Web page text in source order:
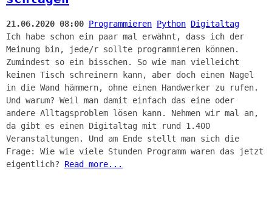
21.06.2020 08:00 Programmieren Python Digitaltag
Ich habe schon ein paar mal erwähnt, dass ich der
Meinung bin, jede/r sollte programmieren können.
Zumindest so ein bisschen. So wie man vielleicht
keinen Tisch schreinern kann, aber doch einen Nagel
in die Wand hämmern, ohne einen Handwerker zu rufen.
Und warum? Weil man damit einfach das eine oder
andere Alltagsproblem lösen kann. Nehmen wir mal an,
da gibt es einen Digitaltag mit rund 1.400
Veranstaltungen. Und am Ende stellt man sich die
Frage: Wie wie viele Stunden Programm waren das jetzt
eigentlich? Read more...